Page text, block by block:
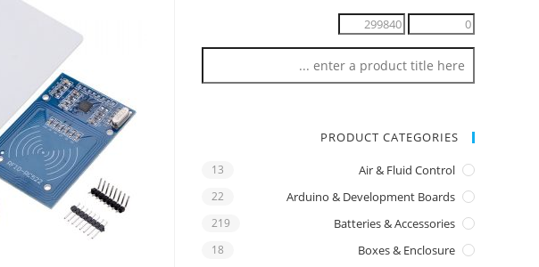
PRODUCT CATEGORIES
Air & Fluid Control
13
Arduino & Development Boards
22
Batteries & Accessories
219
Boxes & Enclosure
18